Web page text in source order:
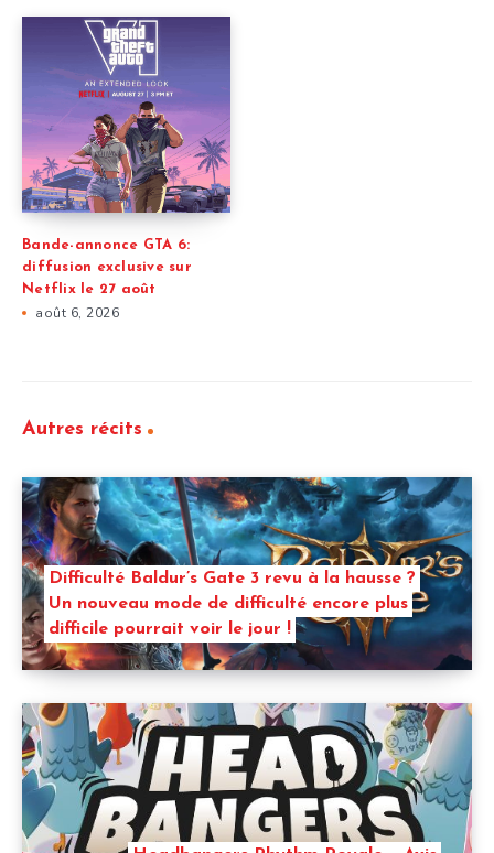
Bande-annonce GTA 6:
diffusion exclusive sur
Netflix le 27 août
août 6, 2026
Autres récits
Difficulté Baldur’s Gate 3 revu à la hausse ?
Un nouveau mode de difficulté encore plus
difficile pourrait voir le jour !